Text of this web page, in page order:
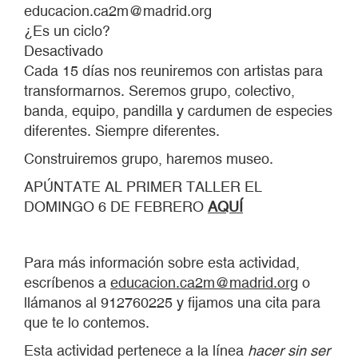
educacion.ca2m@madrid.org
¿Es un ciclo?
Desactivado
Cada 15 días nos reuniremos con artistas para
transformarnos. Seremos grupo, colectivo,
banda, equipo, pandilla y cardumen de especies
diferentes. Siempre diferentes.
Construiremos grupo, haremos museo.
APÚNTATE AL PRIMER TALLER EL
DOMINGO 6 DE FEBRERO AQUÍ
Para más información sobre esta actividad,
escríbenos a educacion.ca2m@madrid.org o
llámanos al 912760225 y fijamos una cita para
que te lo contemos.
Esta actividad pertenece a la línea hacer sin ser